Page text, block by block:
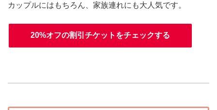
カップルにはもちろん、家族連れにも大人気です。
20%オフの割引チケットをチェックする